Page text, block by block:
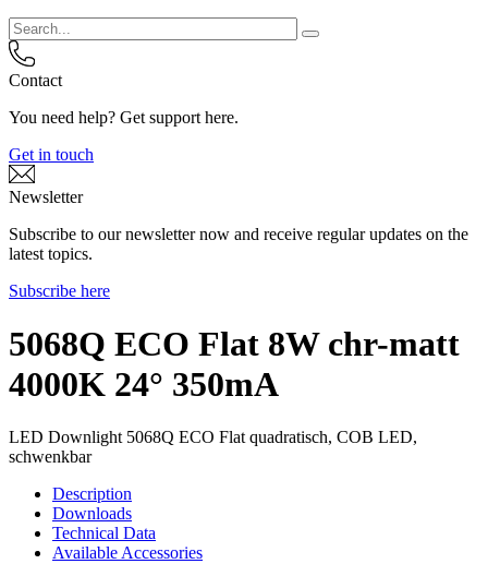
Contact
You need help? Get support here.
Get in touch
Newsletter
Subscribe to our newsletter now and receive regular updates on the
latest topics.
Subscribe here
5068Q ECO Flat 8W chr-matt
4000K 24° 350mA
LED Downlight 5068Q ECO Flat quadratisch, COB LED,
schwenkbar
Description
Downloads
Technical Data
Available Accessories